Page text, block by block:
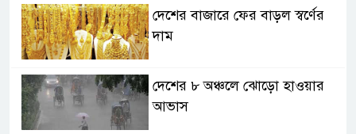
দেশের বাজারে ফের বাড়ল স্বর্ণের
দাম
দেশের ৮ অঞ্চলে ঝোড়ো হাওয়ার
আভাস